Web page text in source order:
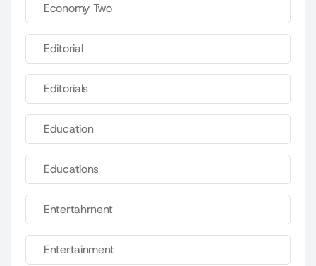
Economy Two
Editorial
Editorials
Education
Educations
Entertahrnent
Entertainment